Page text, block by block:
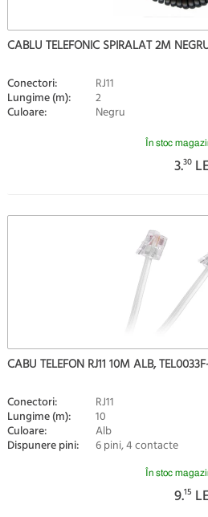
CABLU TELEFONIC SPIRALAT 2M
Conectori: RJ11
Lungime (m): 2
Culoare: Negru
În stoc
3.30
CABU TELEFON RJ11 10M ALB,
Conectori: RJ11
Lungime (m): 10
Culoare: Alb
Dispunere pini: 6 pini, 4 contacte
În stoc
9.15